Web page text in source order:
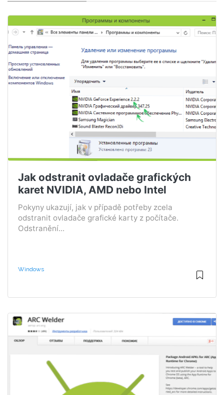
Jak odstranit ovladače grafických
karet NVIDIA, AMD nebo Intel
Pokyny ukazují, jak v případě potřeby zcela
odstranit ovladače grafické karty z počítače.
Odstranění...
Windows